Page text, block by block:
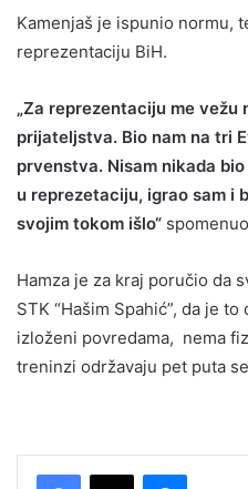
Kamenjaš je ispunio normu,
reprezentaciju BiH.
„Za reprezentaciju me vežu
prijateljstva. Bio nam na tri
prvenstva. Nisam nikada
u reprezetaciju, igrao sam i
svojim tokom išlo“
Hamza je za kraj poručio da
STK “Hašim Spahić”, da je
izloženi povredama, nema
treninzi održavaju pet puta